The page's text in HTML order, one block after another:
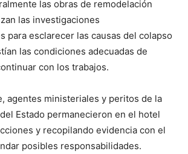
las obras de remodelación
las investigaciones
para esclarecer las causas del colapso
las condiciones adecuadas de
con los trabajos.
agentes ministeriales y peritos de la
Estado permanecieron en el hotel
y recopilando evidencia con el
posibles responsabilidades.